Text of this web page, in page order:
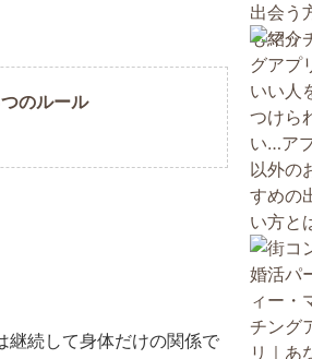
のルール
継続して身体だけの関係で